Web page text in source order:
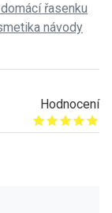
řasenku
návody
Hodnocení
it 1/5
Give it 2/5
Give it 3/5
Give it 4/5
Give it 5/5